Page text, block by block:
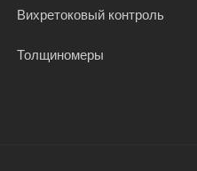
Вихретоковый контроль
Толщиномеры